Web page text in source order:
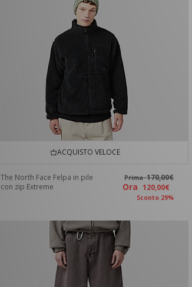
ACQUISTO VELOCE
The North Face Felpa in pile
con zip Extreme
Prima170,00€
Ora120,00€
Sconto 29%